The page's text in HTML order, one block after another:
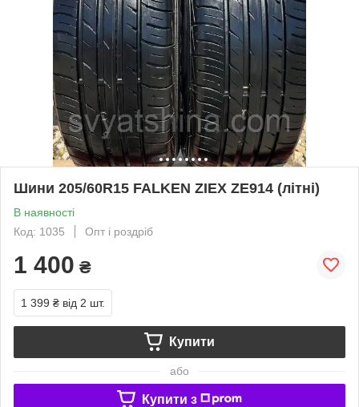
Шини 205/60R15 FALKEN ZIEX ZE914 (літні)
В наявності
Код: 1035
Опт і роздріб
1 400 ₴
1 399 ₴ від 2 шт.
Купити
або
Купити з